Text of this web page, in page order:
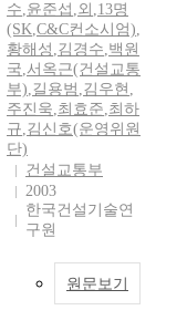
수,윤준섭 ,외 ,13명
(SK,C&C컨소시엄),
황해성 ,김경수,백원
국,서옥근(건설교통
부), 길용범 ,김우현 ,
주진욱,최효준,최하
규,김신호(운영위원
단)
건설교통부
2003
한국건설기술연
구원
원문보기